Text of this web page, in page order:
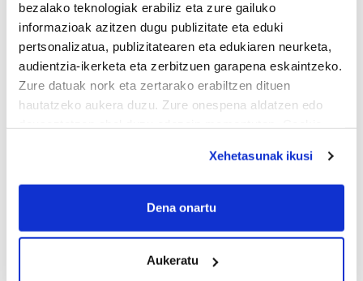
bezalako teknologiak erabiliz eta zure gailuko
informazioak azitzen dugu publizitate eta eduki
pertsonalizatua, publizitatearen eta edukiaren neurketa,
audientzia-ikerketa eta zerbitzuen garapena eskaintzeko.
Zure datuak nork eta zertarako erabiltzen dituen
hautatzeko aukera duzu. Zure onespena aldatzen edo
If you allow, we would also like to:
Collect information about your geographical
Identify your device by actively scanning it for
Xehetasunak ikusi
Dena onartu
Aukeratu
ZERBITZU GIDA